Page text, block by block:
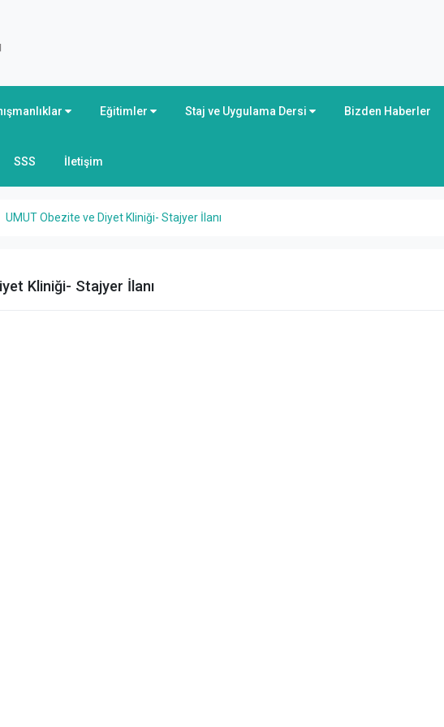
Eğitimler Staj ve Uygulama Dersi Bizden Haberler
SSS İletişim
UMUT Obezite ve Diyet Kliniği- Stajyer İlanı
Kliniği- Stajyer İlanı